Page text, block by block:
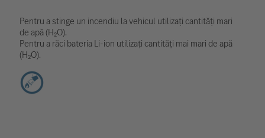
Pentru a stinge un incendiu la vehicul utilizați cantități mari
de apă (H₂O).
Pentru a răci bateria Li-ion utilizați cantități mai mari de apă
(H₂O).